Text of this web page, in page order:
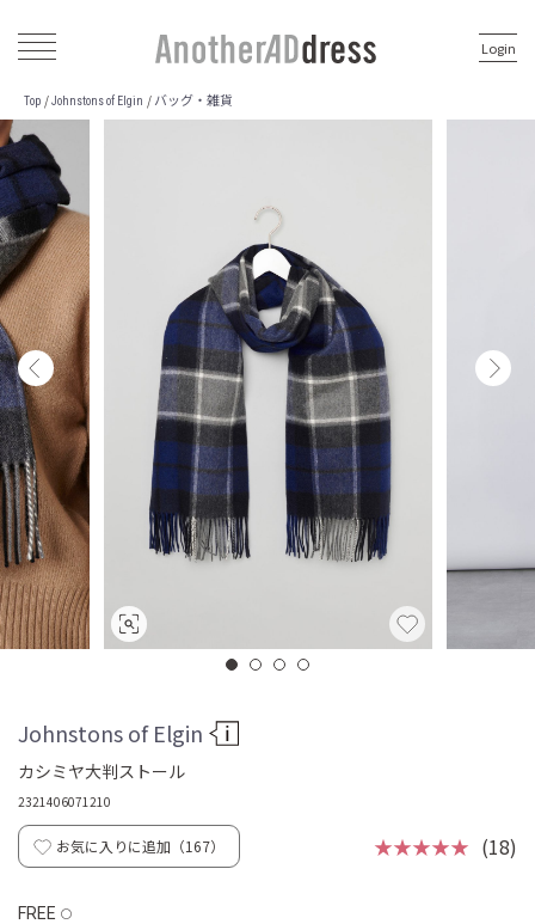
Login
Top / Johnstons of Elgin / バッグ・雑貨
Johnstons of Elgin
カシミヤ大判ストール
2321406071210
お気に入りに追加（167） ★★★★★ (18)
FREE ◯